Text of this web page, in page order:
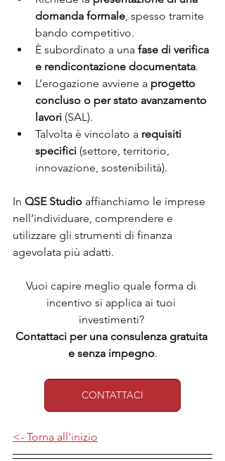
domanda formale , spesso tramite
bando competitivo.
È subordinato a una fase di verifica
e rendicontazione documentata.
L’erogazione avviene a progetto
concluso o per stato avanzamento
lavori (SAL).
Talvolta è vincolato a requisiti
specifici (settore, territorio,
innovazione, sostenibilità).
In QSE Studio affianchiamo le imprese
nell’individuare, comprendere e
utilizzare gli strumenti di finanza
agevolata più adatti.
Vuoi capire meglio quale forma di
incentivo si applica ai tuoi
investimenti?
Contattaci per una consulenza gratuita
e senza impegno.
CONTATTACI
<- Torna all'inizio